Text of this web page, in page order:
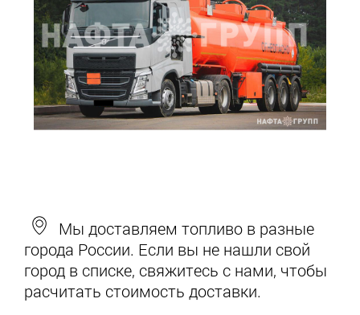
Мы доставляем топливо в разные
города России. Если вы не нашли свой
город в списке, свяжитесь с нами, чтобы
расчитать стоимость доставки.